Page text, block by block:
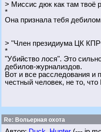
> Миссис дюк как там твоё
*
Она признала тебя
> "Член президиума ЦК
*
"Убийство лося". Это
дебилов-журнализдов.
Вот и все расследования
честный человек, не то,
Re: Вольерная охота